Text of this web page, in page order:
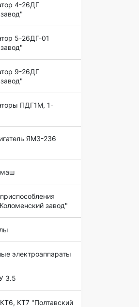
4-26ДГ
5-26ДГ-01
9-26ДГ
ПДГ1М, 1-
ЯМЗ-236
завод"
электроаппараты
3.5
КТ7 "Полтавский